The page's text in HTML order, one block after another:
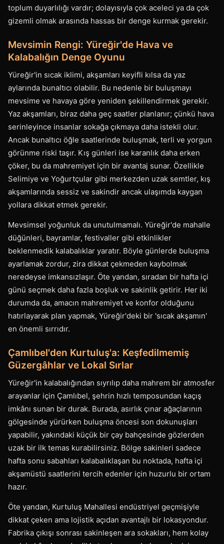
toplum duyarlılığı vardır; dolayısıyla çok aceleci ya da çok
gizemli olmak arasında hassas bir denge kurmak gerekir.
Mevsimin Rengi: Yüreğir'de Hava ve
Kalabalığın Denge Oyunu
Yüreğir'in sıcak iklimi, akşamları keyifli kılsa da yaz
aylarında bunaltıcı olabilir. Bu nedenle bir buluşmayı
mevsime ve havaya göre yeniden şekillendirmek gerekir.
Yaz akşamları, biraz daha geç saatler planlanır; çünkü hava
serinleyince insanlar sokağa çıkmaya daha istekli olur.
Ancak bunaltıcı öğle saatlerinde buluşmak, terli ve yorgun
görünme riski taşır. Kış günleri ise karanlık daha erken
çöker, bu da mahremiyet için bir avantaj sunar. Özellikle
Selimiye ve Yoğurtçular gibi merkezden uzak semtler, kış
akşamlarında sessiz ve sakindir ancak ulaşımda kaygan
yollara dikkat etmek gerekir.
Mevsimsel yoğunluk da unutulmamalı. Yüreğir'de mahalle
düğünleri, bayramlar, festivaller gibi etkinlikler
beklenmedik kalabalıklar yaratır. Böyle günlerde buluşma
ayarlamak zordur, zira dikkat çekmeden kaybolmak
neredeyse imkansızlaşır. Öte yandan, sıradan bir hafta içi
günü seçmek daha fazla boşluk ve sakinlik getirir. Her iki
durumda da, amacın mahremiyet ve konfor olduğunu
hatırlayarak plan yapmak, Yüreğir'deki bir 'sıcak akşamın'
en önemli sırrıdır.
Çamlıbel'den Kurtuluş'a: Keşfedilmemiş
Güzergâhlar ve Lokal Sırlar
Yüreğir'in kalabalığından sıyrılıp daha mahrem bir atmosfer
arayanlar için Çamlıbel, şehrin hızlı temposundan kaçış
imkânı sunan bir durak. Burada, asırlık çınar ağaçlarının
gölgesinde yürürken buluşma öncesi son dokunuşları
yapabilir, yakındaki küçük bir çay bahçesinde gözlerden
uzak bir ilk temas kurabilirsiniz. Bölge sakinleri sadece
hafta sonu sabahları kalabalıklaşan bu noktada, hafta içi
akşamüstü saatlerini tercih edenler için huzurlu bir ortam
hazır.
Öte yandan, Kurtuluş Mahallesi endüstriyel geçmişiyle
dikkat çeken ama lojistik açıdan avantajlı bir lokasyondur.
Fabrika çıkışı sonrası sakinleşen ara sokakları, hem kolay